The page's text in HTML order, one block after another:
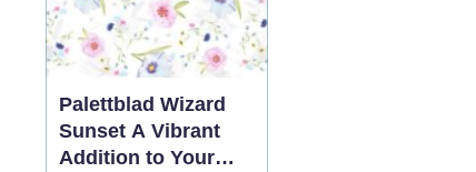
Palettblad Wizard
Sunset A Vibrant
Addition to Your